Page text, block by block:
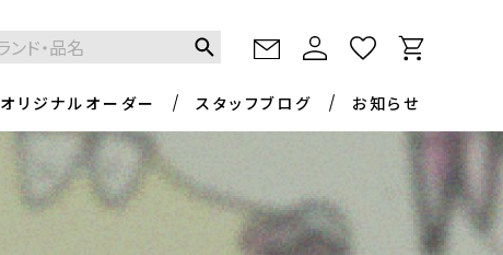
オリジナルオーダー スタッフブログ お知らせ